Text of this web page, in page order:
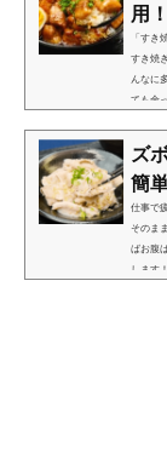
用
「すき
すき焼
んなに
ても余
ズ
簡
仕事で
そのま
ばお腹
します